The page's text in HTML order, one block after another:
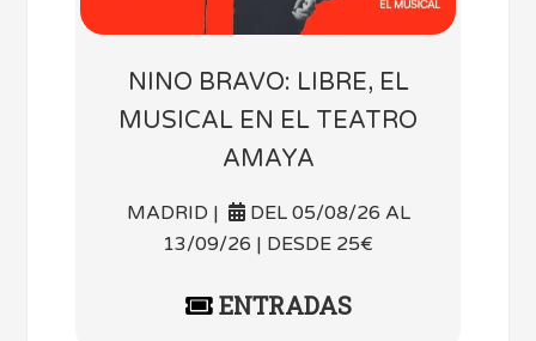
NINO BRAVO: LIBRE, EL
MUSICAL EN EL TEATRO
AMAYA
MADRID |
DEL 05/08/26 AL
13/09/26 | DESDE 25€
ENTRADAS